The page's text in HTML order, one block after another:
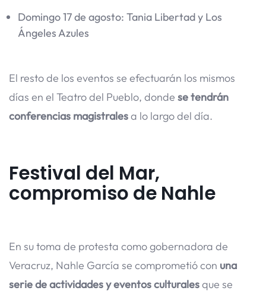
Domingo 17 de agosto: Tania Libertad y Los
Ángeles Azules
El resto de los eventos se efectuarán los mismos
días en el Teatro del Pueblo, donde se tendrán
conferencias magistralesa lo largo del día.
Festival del Mar,
compromiso de Nahle
En su toma de protesta como gobernadora de
Veracruz, Nahle García se comprometió con una
serie de actividades y eventos culturalesque se